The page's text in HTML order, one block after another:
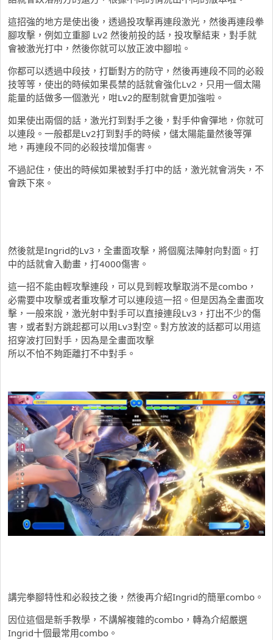
這招強的地方是使出後，透過投攻擊再連段激光，然後再連段拳
腳攻擊，例如立重腳 Lv2 然後前投的話，投攻擊結束，對手就
會被激光打中，然後你就可以放正波中腳啦。
你都可以透過中段技，打斷對方的防守，然後再連段不同的必殺
技等等，使出的時候如果長禁的話就會強化Lv2，只用一個太陽
能量的話做多一個激光，咁Lv2的壓制就會更加強啦。
如果使出兩個的話，激光打到對手之後，對手仲會彈地，你就可
以連段。一般都是Lv2打到對手的時候，儲太陽能量然後等彈
地，再連段不同的必殺技增加傷害。
不過記住，使出的時候如果被對手打中的話，激光就會消失，不
會跌下來。
然後就是Ingrid的Lv3，全畫面攻擊，將個魔法陣射向對面。打
中的話就會入動畫，打4000傷害。
這一招不能由輕攻擊連段，可以見到輕攻擊取消不是combo，
必需要中攻擊或者重攻擊才可以連段這一招。但是因為全畫面攻
擊，一般來說，激光射中對手可以直接連段Lv3，打出不少的傷
害，或者對方跳起都可以用Lv3對空。對方放波的話都可以用這
招穿波打回對手，因為是全畫面攻擊
所以不怕不夠距離打不中對手。
講完拳腳特性和必殺技之後，然後再介紹Ingrid的簡單combo。
因位這個是新手教學，不講解複雜的combo，轉為介紹嚴選
Ingrid十個最常用combo。